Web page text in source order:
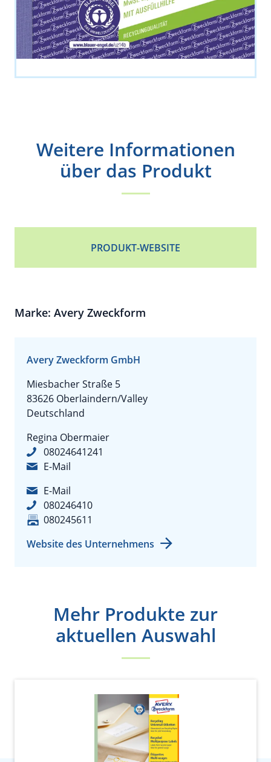
Weitere Informationen
über das Produkt
PRODUKT-WEBSITE
Marke: Avery Zweckform
Avery Zweckform GmbH
Miesbacher Straße 5
83626 Oberlaindern/Valley
Deutschland
Regina Obermaier
08024641241
E-Mail
E-Mail
080246410
080245611
Website des Unternehmens
Mehr Produkte zur
aktuellen Auswahl